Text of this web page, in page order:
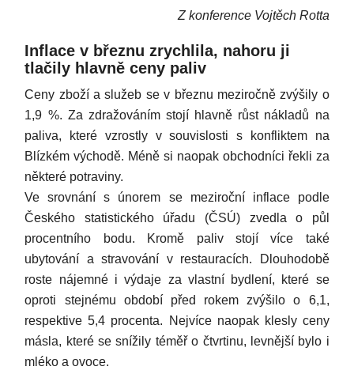
Z konference Vojtěch Rotta
Inflace v březnu zrychlila, nahoru ji
tlačily hlavně ceny paliv
Ceny zboží a služeb se v březnu meziročně zvýšily o
1,9 %. Za zdražováním stojí hlavně růst nákladů na
paliva, které vzrostly v souvislosti s konfliktem na
Blízkém východě. Méně si naopak obchodníci řekli za
některé potraviny.
Ve srovnání s únorem se meziroční inflace podle
Českého statistického úřadu (ČSÚ) zvedla o půl
procentního bodu. Kromě paliv stojí více také
ubytování a stravování v restauracích. Dlouhodobě
roste nájemné i výdaje za vlastní bydlení, které se
oproti stejnému období před rokem zvýšilo o 6,1,
respektive 5,4 procenta. Nejvíce naopak klesly ceny
másla, které se snížily téměř o čtvrtinu, levnější bylo i
mléko a ovoce.